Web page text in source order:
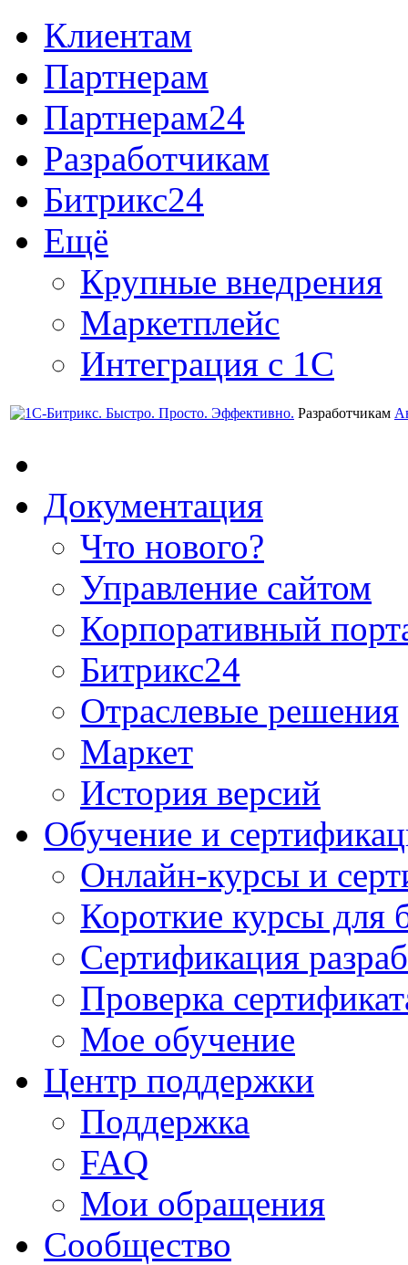
Клиентам
Партнерам
Партнерам24
Разработчикам
Битрикс24
Ещё
Крупные внедрения
Маркетплейс
Интеграция с 1С
Разработчикам
Документация
Что нового?
Управление сайтом
Корпоративный
Битрикс24
Отраслевые решения
Маркет
История версий
Обучение и
Онлайн-курсы и
Короткие курсы для
Сертификация
Проверка
Мое обучение
Центр поддержки
Поддержка
FAQ
Мои обращения
Сообщество